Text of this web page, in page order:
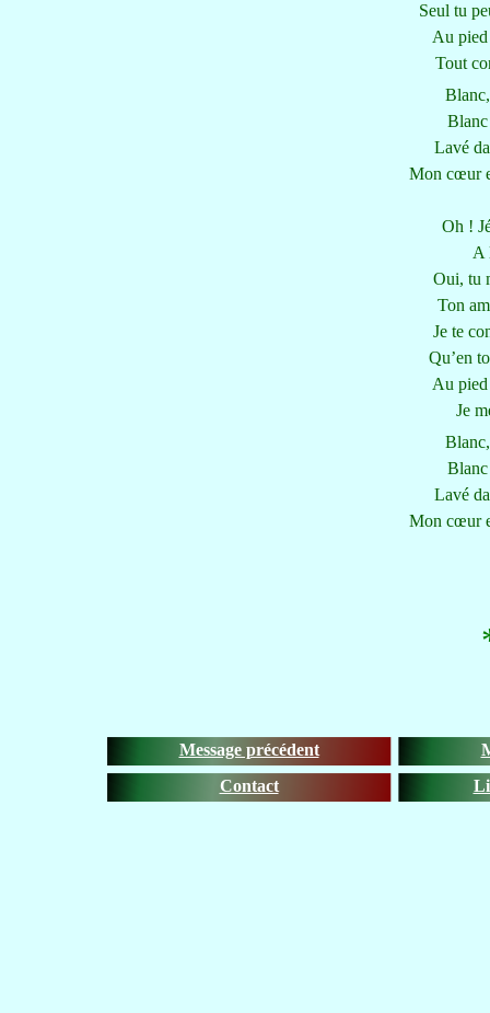
Seul tu
Au
Tout
Blanc
Lavé
Mon cœur
Oh !
A
Oui, tu
Ton
Je te
Qu’en
Au
Je
Blanc
Lavé
Mon cœur
Message précédent
Contact